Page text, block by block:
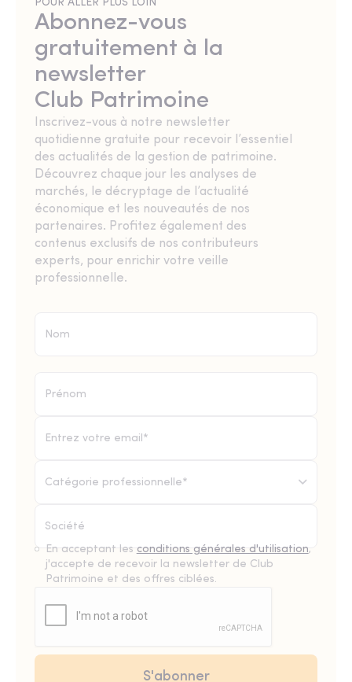
POUR ALLER PLUS LOIN
Abonnez-vous
gratuitement à la
newsletter
Club Patrimoine
Inscrivez-vous à notre newsletter
quotidienne gratuite pour recevoir l’essentiel
des actualités de la gestion de patrimoine.
Découvrez chaque jour les analyses de
marchés, le décryptage de l’actualité
économique et les nouveautés de nos
partenaires. Profitez également des
contenus exclusifs de nos contributeurs
experts, pour enrichir votre veille
professionnelle.
Catégorie professionnelle*
En acceptant les conditions générales d'utilisation,
j'accepte de recevoir la newsletter de Club
Patrimoine et des offres ciblées.